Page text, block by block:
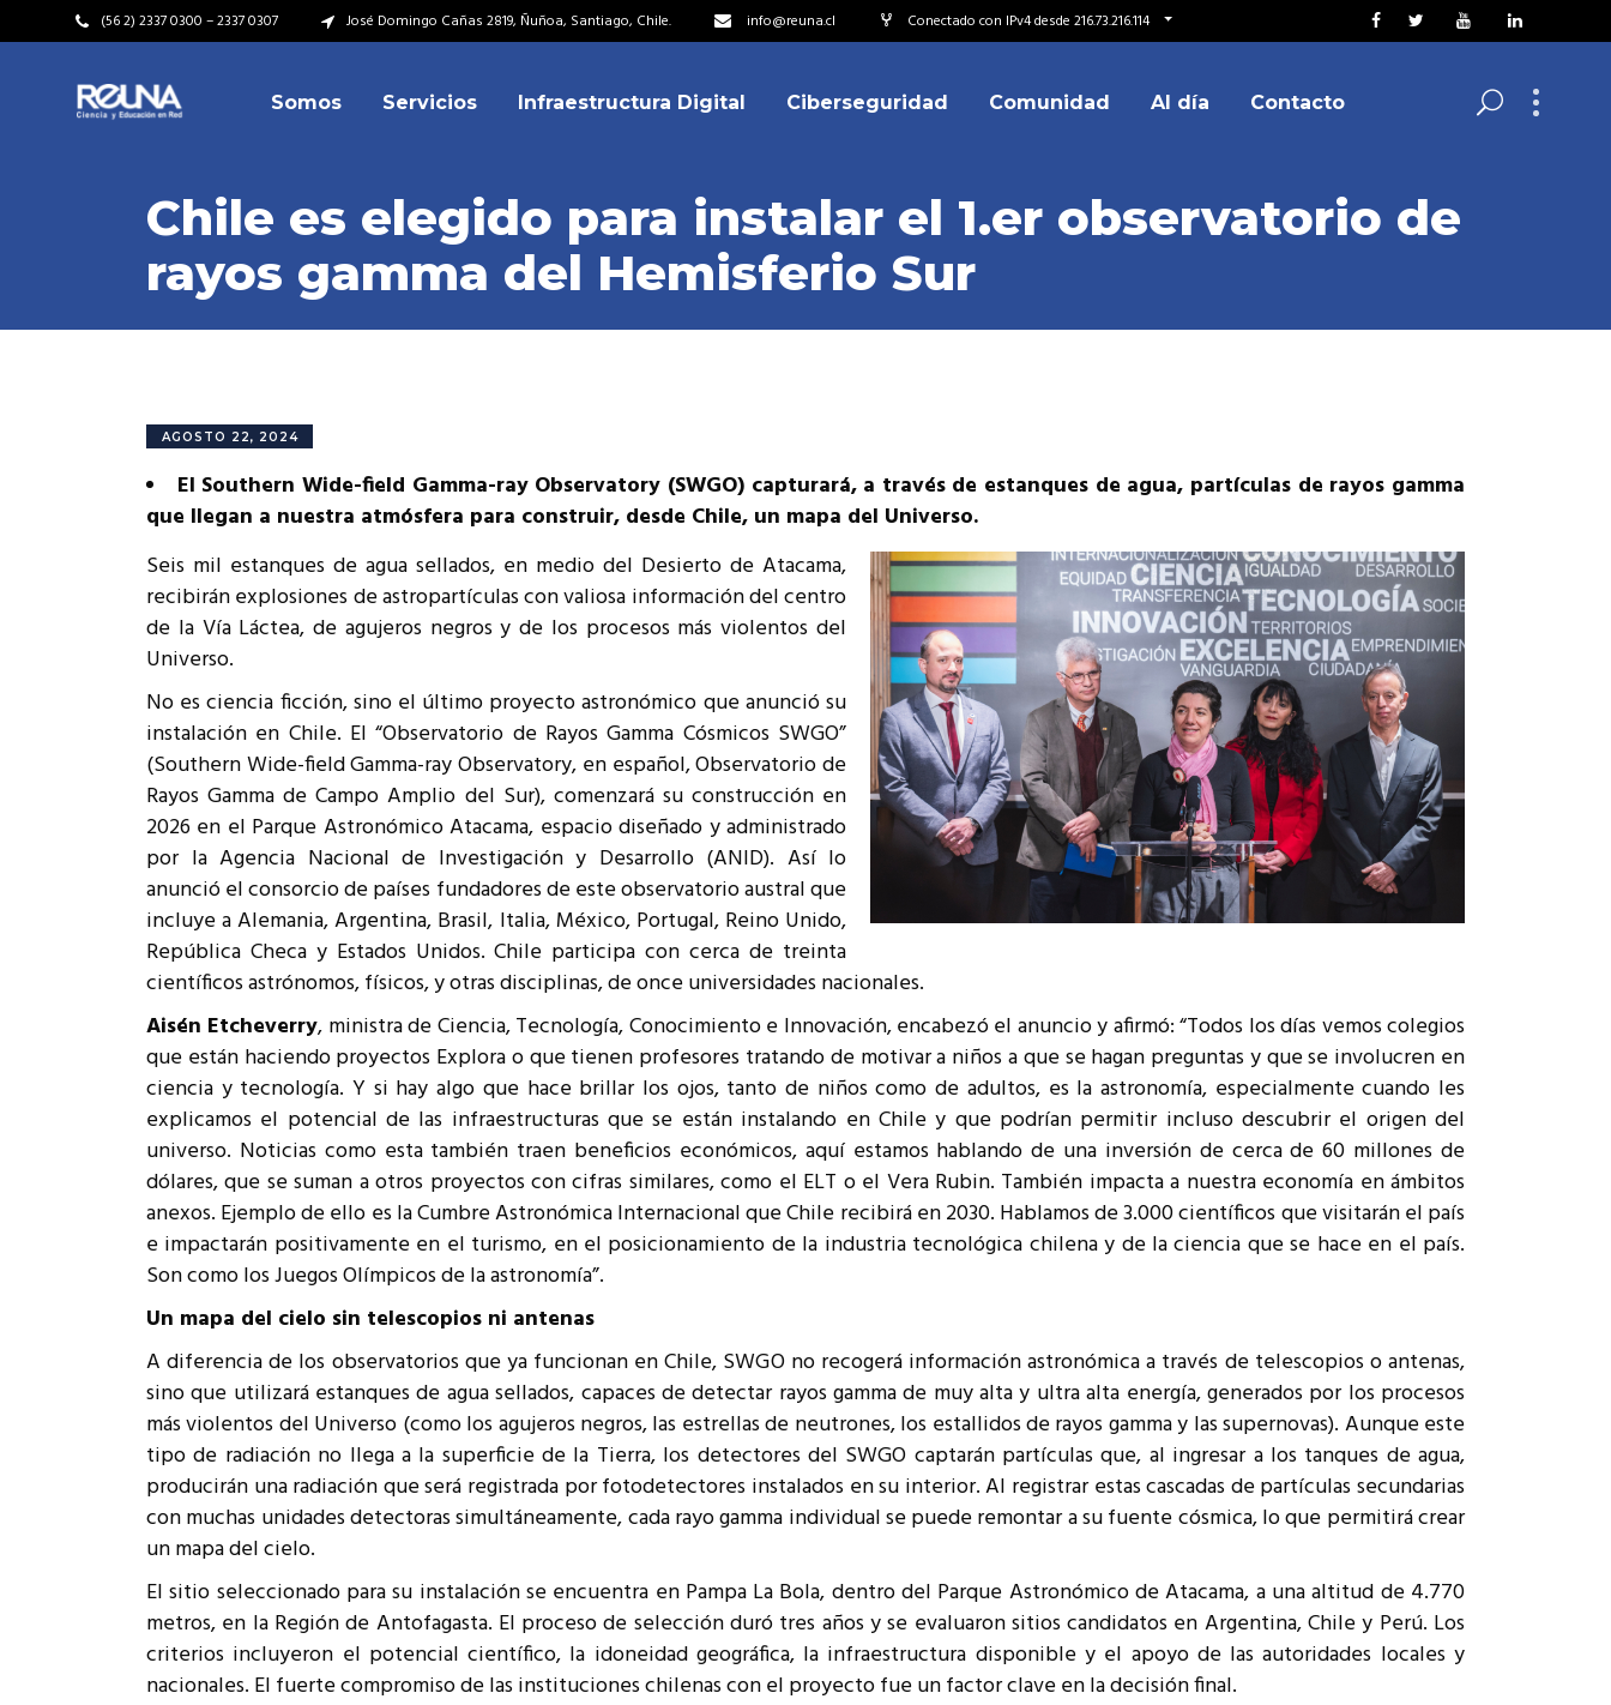
(56 2) 2337 0300 – 2337 0307 José Domingo Cañas 2819, Ñuñoa, Santiago, Chile. info@reuna.cl Conectado con IPv4 desde 216.73.216.114
Somos
Video Institucional
Plan Estratégico
Valores
Historia
Kit de Identidad
Cumplimiento Legal
Miembros
Acuerdos de Colaboración
Representantes
Institucionales
Representantes Técnicos
Cómo integrarse a REUNA
Servicios Infraestructura Digital Ciberseguridad Comunidad Al día Contacto
Video Institucional
Misión – Visión
Valores
Cumplimiento Legal
Miembros
Directorio
Equipo
Chile es elegido para instalar el 1.er observatorio de
rayos gamma del Hemisferio Sur
AGOSTO 22, 2024
El Southern Wide-field Gamma-ray Observatory (SWGO) capturará, a través de estanques de agua, partículas de rayos gamma
que llegan a nuestra atmósfera para construir, desde Chile, un mapa del Universo.
Seis mil estanques de agua sellados, en medio del Desierto de Atacama,
recibirán explosiones de astropartículas con valiosa información del centro
de la Vía Láctea, de agujeros negros y de los procesos más violentos del
Universo.
No es ciencia ficción, sino el último proyecto astronómico que anunció su
instalación en Chile. El “Observatorio de Rayos Gamma Cósmicos SWGO”
(Southern Wide-field Gamma-ray Observatory, en español, Observatorio de
Rayos Gamma de Campo Amplio del Sur), comenzará su construcción en
2026 en el Parque Astronómico Atacama, espacio diseñado y administrado
por la Agencia Nacional de Investigación y Desarrollo (ANID). Así lo
anunció el consorcio de países fundadores de este observatorio austral que
incluye a Alemania, Argentina, Brasil, Italia, México, Portugal, Reino Unido,
República Checa y Estados Unidos. Chile participa con cerca de treinta
científicos astrónomos, físicos, y otras disciplinas, de once universidades nacionales.
Aisén Etcheverry, ministra de Ciencia, Tecnología, Conocimiento e Innovación, encabezó el anuncio y afirmó: “Todos los días vemos colegios
que están haciendo proyectos Explora o que tienen profesores tratando de motivar a niños a que se hagan preguntas y que se involucren en
ciencia y tecnología. Y si hay algo que hace brillar los ojos, tanto de niños como de adultos, es la astronomía, especialmente cuando les
explicamos el potencial de las infraestructuras que se están instalando en Chile y que podrían permitir incluso descubrir el origen del
universo. Noticias como esta también traen beneficios económicos, aquí estamos hablando de una inversión de cerca de 60 millones de
dólares, que se suman a otros proyectos con cifras similares, como el ELT o el Vera Rubin. También impacta a nuestra economía en ámbitos
anexos. Ejemplo de ello es la Cumbre Astronómica Internacional que Chile recibirá en 2030. Hablamos de 3.000 científicos que visitarán el país
e impactarán positivamente en el turismo, en el posicionamiento de la industria tecnológica chilena y de la ciencia que se hace en el país.
Son como los Juegos Olímpicos de la astronomía”.
Un mapa del cielo sin telescopios ni antenas
A diferencia de los observatorios que ya funcionan en Chile, SWGO no recogerá información astronómica a través de telescopios o antenas,
sino que utilizará estanques de agua sellados, capaces de detectar rayos gamma de muy alta y ultra alta energía, generados por los procesos
más violentos del Universo (como los agujeros negros, las estrellas de neutrones, los estallidos de rayos gamma y las supernovas). Aunque este
tipo de radiación no llega a la superficie de la Tierra, los detectores del SWGO captarán partículas que, al ingresar a los tanques de agua,
producirán una radiación que será registrada por fotodetectores instalados en su interior. Al registrar estas cascadas de partículas secundarias
con muchas unidades detectoras simultáneamente, cada rayo gamma individual se puede remontar a su fuente cósmica, lo que permitirá crear
un mapa del cielo.
El sitio seleccionado para su instalación se encuentra en Pampa La Bola, dentro del Parque Astronómico de Atacama, a una altitud de 4.770
metros, en la Región de Antofagasta. El proceso de selección duró tres años y se evaluaron sitios candidatos en Argentina, Chile y Perú. Los
criterios incluyeron el potencial científico, la idoneidad geográfica, la infraestructura disponible y el apoyo de las autoridades locales y
nacionales. El fuerte compromiso de las instituciones chilenas con el proyecto fue un factor clave en la decisión final.